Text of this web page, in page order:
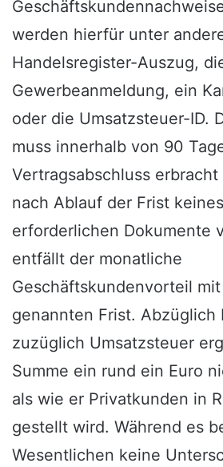
werden hierfür unter
Handelsregister-Auszug,
Gewerbeanmeldung, ein
oder die Umsatzsteuer-ID.
muss innerhalb von 90
Vertragsabschluss
nach Ablauf der Frist
erforderlichen Dokumente
entfällt der monatliche
Geschäftskundenvorteil
genannten Frist. Abzüglich
zuzüglich Umsatzsteuer
Summe ein rund ein Euro
als wie er Privatkunden in
gestellt wird. Während es
Wesentlichen keine